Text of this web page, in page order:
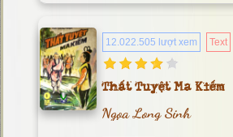
12.022.505 lượt xem Text
Thất Tuyệt Ma Kiếm
Ngọa Long Sinh